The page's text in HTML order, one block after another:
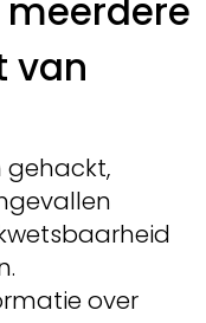
van
gehackt,
over